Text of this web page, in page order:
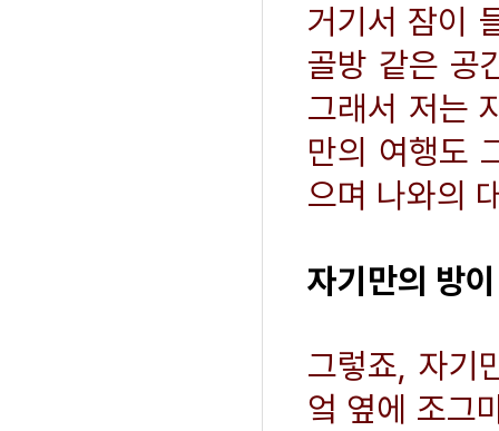
거기서 잠이
골방 같은 공
그래서 저는
만의 여행도
으며 나와의
자기만의 방
그렇죠, 자기
엌 옆에 조그